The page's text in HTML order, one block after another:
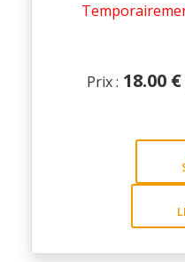
Prix : 18.00 €